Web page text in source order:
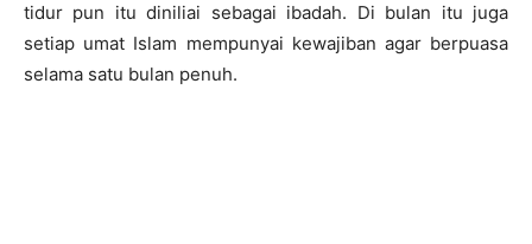
tidur pun itu diniliai sebagai ibadah. Di bulan itu juga
setiap umat Islam mempunyai kewajiban agar berpuasa
selama satu bulan penuh.